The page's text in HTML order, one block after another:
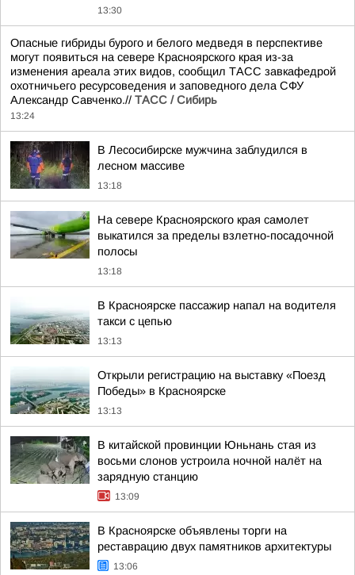
13:30
Опасные гибриды бурого и белого медведя в перспективе
могут появиться на севере Красноярского края из-за
изменения ареала этих видов, сообщил ТАСС завкафедрой
охотничьего ресурсоведения и заповедного дела СФУ
Александр Савченко.// ТАСС / Сибирь
13:24
В Лесосибирске мужчина заблудился в
лесном массиве
13:18
На севере Красноярского края самолет
выкатился за пределы взлетно-посадочной
полосы
13:18
В Красноярске пассажир напал на водителя
такси с цепью
13:13
Открыли регистрацию на выставку «Поезд
Победы» в Красноярске
13:13
В китайской провинции Юньнань стая из
восьми слонов устроила ночной налёт на
зарядную станцию
13:09
В Красноярске объявлены торги на
реставрацию двух памятников архитектуры
13:06